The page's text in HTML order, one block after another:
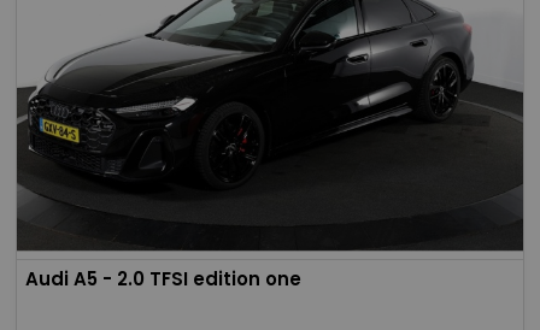
Audi A5 - 2.0 TFSI edition one